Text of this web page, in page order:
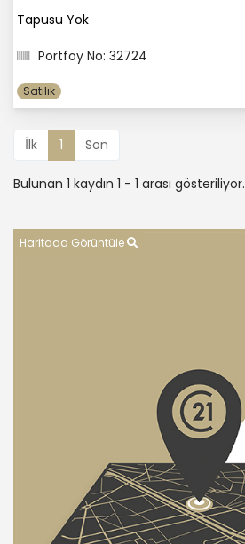
Tapusu Yok
Portföy No: 32724
Satılık
İlk 1 Son
Bulunan 1 kaydın 1 - 1 arası gösteriliyor.
Haritada Görüntüle